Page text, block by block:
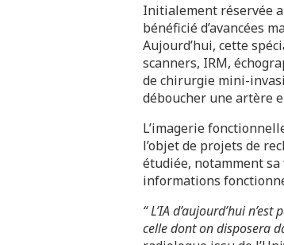
Initialement réservée
bénéficié d’avancées
Aujourd’hui, cette
scanners, IRM,
de chirurgie mini-
déboucher une artère
L’imagerie
l’objet de projets de
étudiée, notamment
informations
“ L’IA d’aujourd’hui
celle dont on disposera